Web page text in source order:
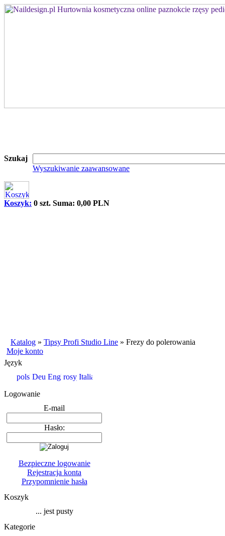
Szukaj
Wyszukiwanie zaawansowane
Koszyk: 0 szt. Suma: 0,00 PLN
Katalog » Tipsy Profi Studio Line » Frezy do polerowania
Moje konto
Język
Logowanie
E-mail
Hasło:
Bezpieczne logowanie
Rejestracja konta
Przypomnienie hasła
Koszyk
... jest pusty
Kategorie